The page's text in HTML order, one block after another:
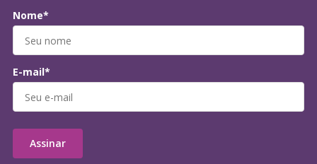
Nome*
E-mail*
Assinar